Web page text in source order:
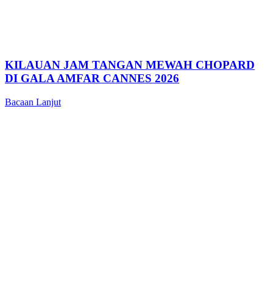
KILAUAN JAM TANGAN MEWAH CHOPARD
DI GALA AMFAR CANNES 2026
Bacaan Lanjut